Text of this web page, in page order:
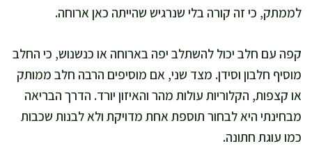
לממתק, כי זה קורה בלי שנרגיש שהייתה כאן ארוחה.
קפה עם חלב יכול להשתלב יפה בארוחה או כנשנוש, כי החלב
מוסיף חלבון וסידן. מצד שני, אם מוסיפים הרבה חלב ממותק
או קצפות, הקלוריות עולות מהר והאיזון יורד. הדרך הבריאה
מבחינתי היא לבחור תוספת אחת מדויקת ולא לבנות שכבות
כמו עוגת חתונה.